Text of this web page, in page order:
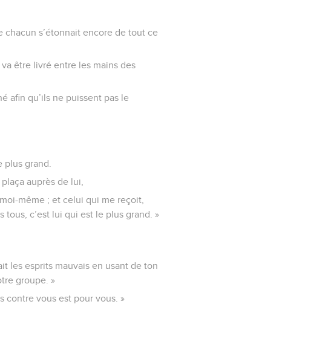
chacun s’étonnait encore de tout ce
être livré entre les mains des
afin qu’ils ne puissent pas le
grand.
auprès de lui,
même ; et celui qui me reçoit,
c’est lui qui est le plus grand. »
les esprits mauvais en usant de ton
groupe. »
contre vous est pour vous. »